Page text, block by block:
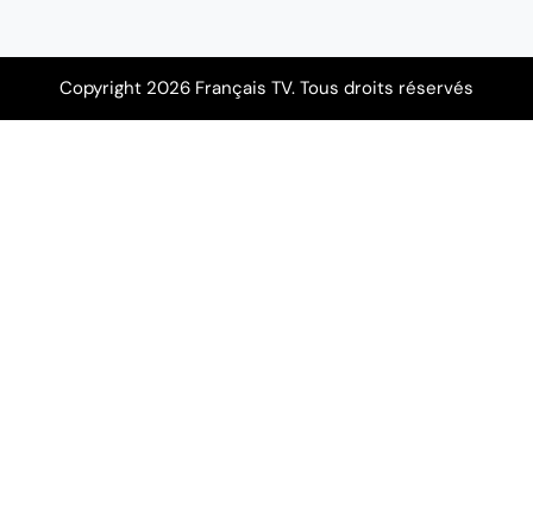
Copyright 2026 Français TV. Tous droits réservés